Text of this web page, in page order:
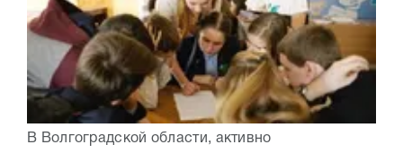
В Волгоградской области, активно